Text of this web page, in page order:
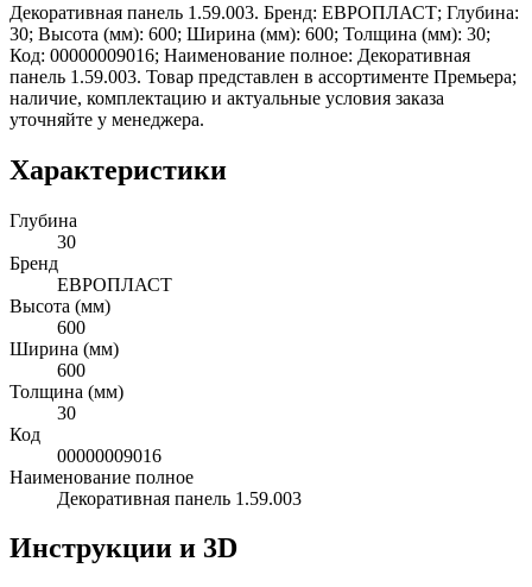
Декоративная панель 1.59.003. Бренд: ЕВРОПЛАСТ; Глубина:
30; Высота (мм): 600; Ширина (мм): 600; Толщина (мм): 30;
Код: 00000009016; Наименование полное: Декоративная
панель 1.59.003. Товар представлен в ассортименте Премьера;
наличие, комплектацию и актуальные условия заказа
уточняйте у менеджера.
Характеристики
Глубина
30
Бренд
ЕВРОПЛАСТ
Высота (мм)
600
Ширина (мм)
600
Толщина (мм)
30
Код
00000009016
Наименование полное
Декоративная панель 1.59.003
Инструкции и 3D